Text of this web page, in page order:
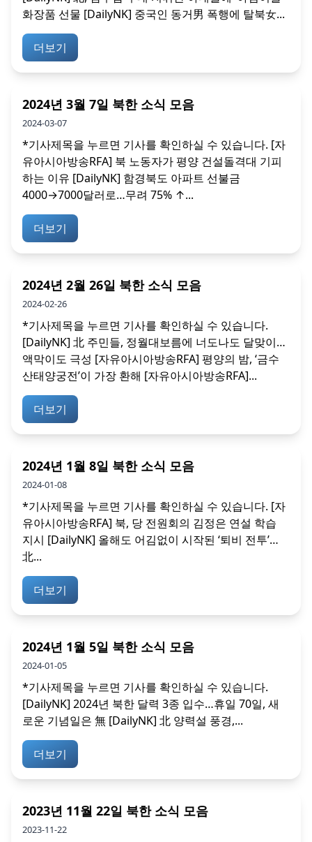
화장품 선물 [DailyNK] 중국인 동거男 폭행에 탈북女...
더보기
2024년 3월 7일 북한 소식 모음
2024-03-07
*기사제목을 누르면 기사를 확인하실 수 있습니다. [자
유아시아방송RFA] 북 노동자가 평양 건설돌격대 기피
하는 이유 [DailyNK] 함경북도 아파트 선불금
4000→7000달러로…무려 75% ↑...
더보기
2024년 2월 26일 북한 소식 모음
2024-02-26
*기사제목을 누르면 기사를 확인하실 수 있습니다.
[DailyNK] 北 주민들, 정월대보름에 너도나도 달맞이…
액막이도 극성 [자유아시아방송RFA] 평양의 밤, ‘금수
산태양궁전’이 가장 환해 [자유아시아방송RFA]...
더보기
2024년 1월 8일 북한 소식 모음
2024-01-08
*기사제목을 누르면 기사를 확인하실 수 있습니다. [자
유아시아방송RFA] 북, 당 전원회의 김정은 연설 학습
지시 [DailyNK] 올해도 어김없이 시작된 ‘퇴비 전투’…
北...
더보기
2024년 1월 5일 북한 소식 모음
2024-01-05
*기사제목을 누르면 기사를 확인하실 수 있습니다.
[DailyNK] 2024년 북한 달력 3종 입수…휴일 70일, 새
로운 기념일은 無 [DailyNK] 北 양력설 풍경,...
더보기
2023년 11월 22일 북한 소식 모음
2023-11-22